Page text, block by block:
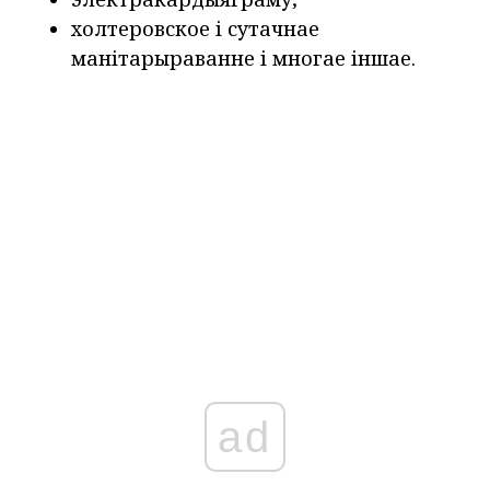
холтеровское і сутачнае
манітарыраванне і многае іншае.
ad